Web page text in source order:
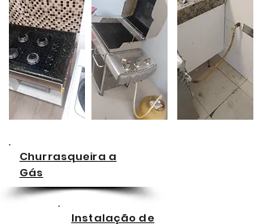
Churrasqueira a
Gás
Instalação de